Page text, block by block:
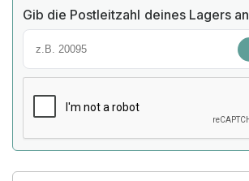
Gib die Postleitzahl deines Lagers an